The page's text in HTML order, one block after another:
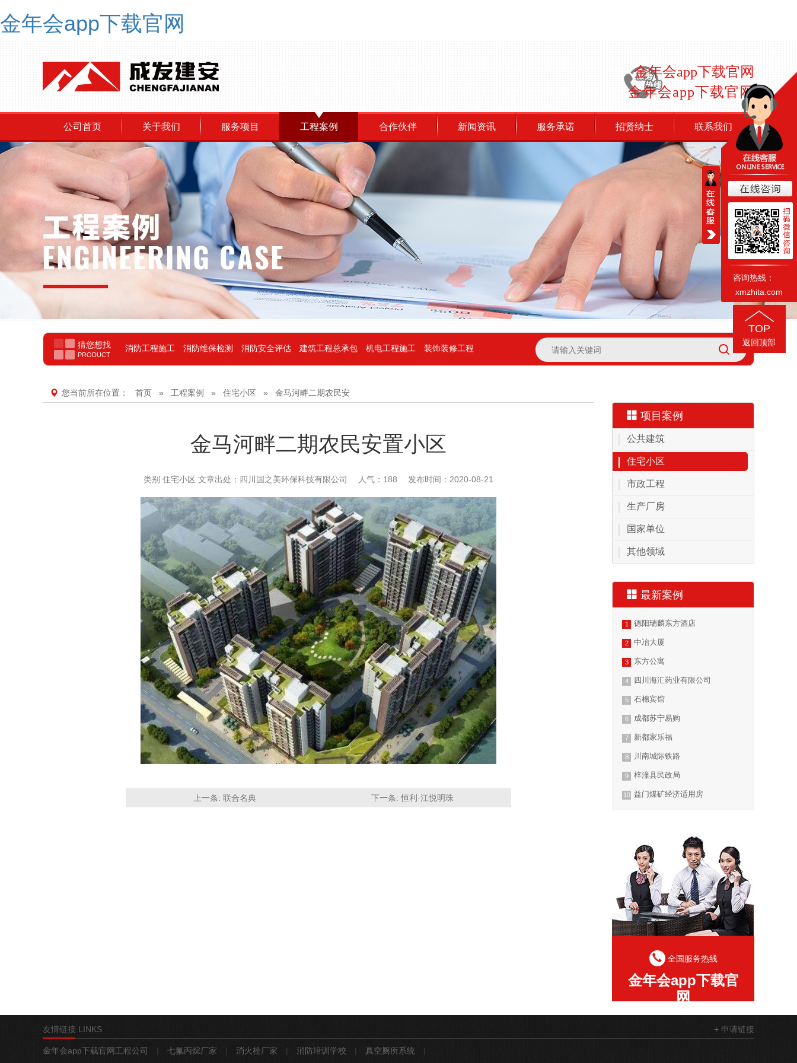
金年会app下载官网
金年会app下载官网
金年会app下载官网
公司首页 关于我们 服务项目 工程案例 合作伙伴 新闻资讯 服务承诺 招贤纳士 联系我们
猜您想找
PRODUCT
消防工程施工 消防维保检测 消防安全评估 建筑工程总承包 机电工程施工 装饰装修工程
您当前所在位置： 首页 » 工程案例 » 住宅小区 » 金马河畔二期农民安
金马河畔二期农民安置小区
类别 住宅小区 文章出处： 四川国之美环保科技有限公司 人气：188 发布时间：2020-08-21
上一条: 联合名典 下一条: 恒利·江悦明珠
项目案例
公共建筑
住宅小区
市政工程
生产厂房
国家单位
其他领域
最新案例
德阳瑞麟东方酒店
中冶大厦
东方公寓
四川海汇药业有限公司
石棉宾馆
成都苏宁易购
新都家乐福
川南城际铁路
梓潼县民政局
益门煤矿经济适用房
全国服务热线
金年会app下载官
网
友情链接 LINKS + 申请链接
金年会app下载官网工程公司 | 七氟丙烷厂家 | 消火栓厂家 | 消防培训学校 | 真空厕所系统 |
咨询热线：
xmzhita.com
TOP
返回顶部